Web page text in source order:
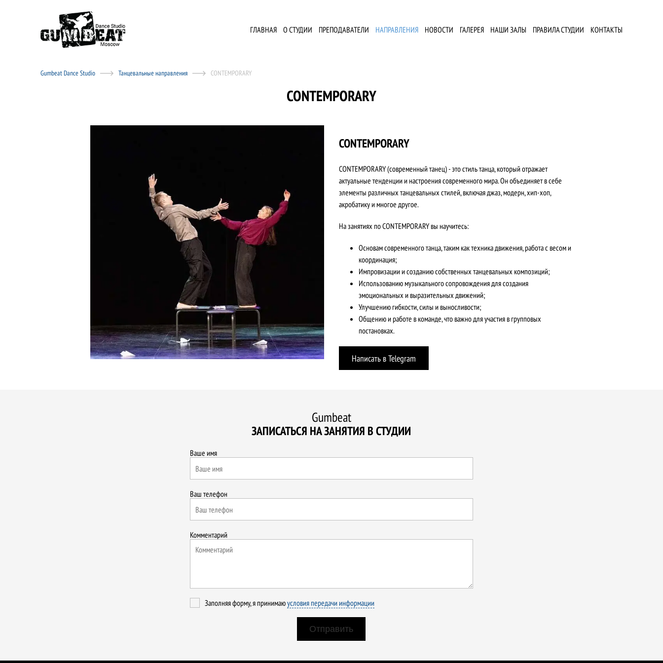
ГЛАВНАЯ О СТУДИИ ПРЕПОДАВАТЕЛИ НАПРАВЛЕНИЯ НОВОСТИ ГАЛЕРЕЯ НАШИ ЗАЛЫ ПРАВИЛА СТУДИИ КОНТАКТЫ
Gumbeat Dance Studio Танцевальные направления CONTEMPORARY
CONTEMPORARY
CONTEMPORARY
CONTEMPORARY (современный танец) - это стиль танца, который отражает
актуальные тенденции и настроения современного мира. Он объединяет в себе
элементы различных танцевальных стилей, включая джаз, модерн, хип-хоп,
акробатику и многое другое.
На занятиях по CONTEMPORARY вы научитесь:
Основам современного танца, таким как техника движения, работа с весом и
координация;
Импровизации и созданию собственных танцевальных композиций;
Использованию музыкального сопровождения для создания
эмоциональных и выразительных движений;
Улучшению гибкости, силы и выносливости;
Общению и работе в команде, что важно для участия в групповых
постановках.
Написать в Telegram
Gumbeat
ЗАПИСАТЬСЯ НА ЗАНЯТИЯ В СТУДИИ
Ваше имя
Ваш телефон
Комментарий
Заполняя форму, я принимаюусловия передачи информации